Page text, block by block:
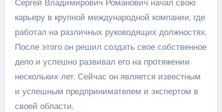
Сергей Владимирович Романович начал свою
карьеру в крупной международной компании, где
работал на различных руководящих должностях.
После этого он решил создать свое собственное
дело и успешно развивал его на протяжении
нескольких лет. Сейчас он является известным
и успешным предпринимателем и экспертом в
своей области.